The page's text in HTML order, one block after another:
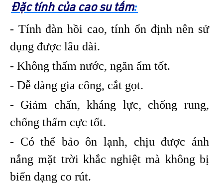
Đặc tính của cao su tấm:
- Tính đàn hồi cao, tính ổn định nên sử
dụng được lâu dài.
- Không thấm nước, ngăn ẩm tốt.
- Dễ dàng gia công, cắt gọt.
- Giảm chấn, kháng lực, chống rung,
chống thấm cực tốt.
- Có thể bảo ôn lạnh, chịu được ánh
nắng mặt trời khắc nghiệt mà không bị
biến dạng co rút.